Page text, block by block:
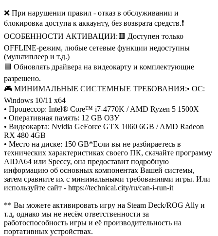
❌ При нарушении правил - отказ в обслуживании и
блокировка доступа к аккаунту, без возврата средств.❗
ОСОБЕННОСТИ АКТИВАЦИИ: 🟥 Доступен только
OFFLINE-режим, любые сетевые функции недоступны
(мультиплеер и т.д.)
🟩 Обновлять драйвера на видеокарту и комплектующие
разрешено.
🎮 МИНИМАЛЬНЫЕ СИСТЕМНЫЕ ТРЕБОВАНИЯ:• ОС:
Windows 10/11 x64
• Процессор: Intel® Core™ i7-4770K / AMD Ryzen 5 1500X
• Оперативная память: 12 GB ОЗУ
• Видеокарта: Nvidia GeForce GTX 1060 6GB / AMD Radeon
RX 480 4GB
• Место на диске: 150 GB*Если вы не разбираетесь в
технических характеристиках своего ПК, скачайте программу
AIDA64 или Speccy, она предоставит подробную
информацию об основных компонентах Вашей системы,
затем сравните их с минимальными требованиями игры. Или
используйте сайт - https://technical.city/ru/can-i-run-it
** Вы можете активировать игру на Steam Deck/ROG Ally и
т.д, однако мы не несём ответственности за
работоспособность игры и её производительность на
портативных устройствах.